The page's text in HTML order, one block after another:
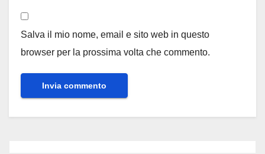
Salva il mio nome, email e sito web in questo
browser per la prossima volta che commento.